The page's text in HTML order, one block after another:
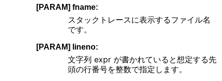
[PARAM] fname:
スタックトレースに表示するファイル名
です。
[PARAM] lineno:
文字列 expr が書かれていると想定する先
頭の行番号を整数で指定します。